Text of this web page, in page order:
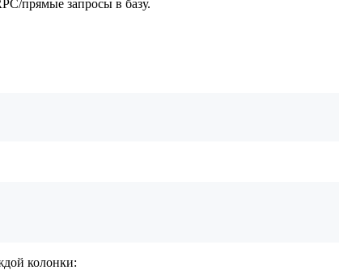
прямые запросы в базу.
колонки: